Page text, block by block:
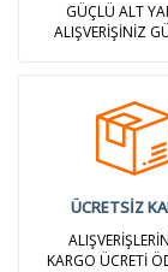
GÜÇLÜ ALT
ALIŞVERİŞİNİZ
ÜCRETSİZ
KARGO ÜCRETİ